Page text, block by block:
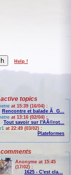
Help !
topics
at 15:39 (16/04) :
Rencontre et balade Ã G...
at 13:16 (02/04) :
Tout savoir sur l'AÃ©rot...
at 22:49 (03/02) :
Plateformes
Anonyme at 15:45
(17/02) :
1625 - C'est cla...